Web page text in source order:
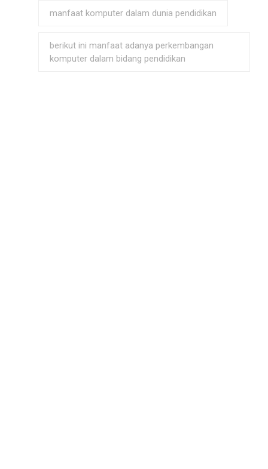
manfaat komputer dalam dunia pendidikan
berikut ini manfaat adanya perkembangan
komputer dalam bidang pendidikan